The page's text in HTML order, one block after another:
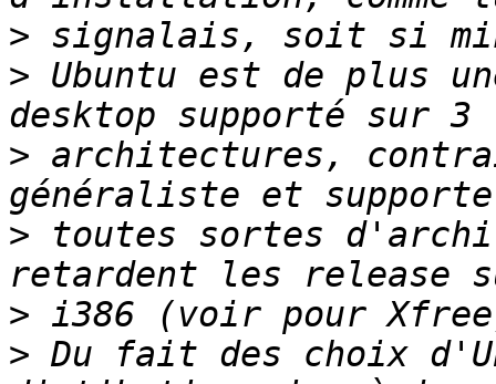
>
> Ubuntu est de plus
> architectures,
> toutes sortes
>
> Du fait des choix